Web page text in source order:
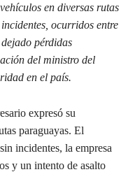
en diversas rutas
ocurridos entre
pérdidas
del ministro del
en el país.
expresó su
paraguayas. El
incidentes, la empresa
y un intento de asalto